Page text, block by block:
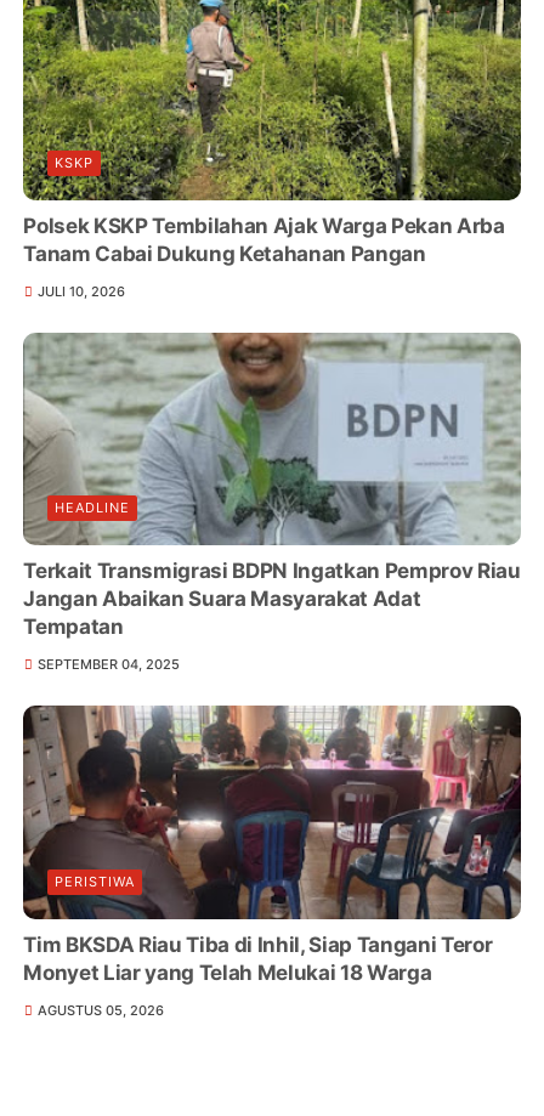
KSKP
Polsek KSKP Tembilahan Ajak Warga Pekan Arba
Tanam Cabai Dukung Ketahanan Pangan
JULI 10, 2026
HEADLINE
Terkait Transmigrasi BDPN Ingatkan Pemprov Riau
Jangan Abaikan Suara Masyarakat Adat
Tempatan
SEPTEMBER 04, 2025
PERISTIWA
Tim BKSDA Riau Tiba di Inhil, Siap Tangani Teror
Monyet Liar yang Telah Melukai 18 Warga
AGUSTUS 05, 2026